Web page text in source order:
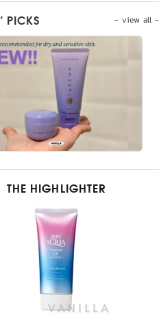
- view all -
PICKS
THE HIGHLIGHTER